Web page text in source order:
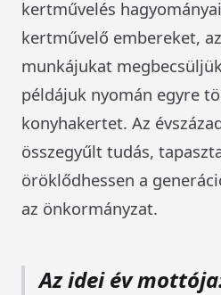
kertművelés
kertművelő embereket,
munkájukat
példájuk nyomán egyre
konyhakertet. Az
összegyűlt tudás,
öröklődhessen a
az önkormányzat.
Az idei év